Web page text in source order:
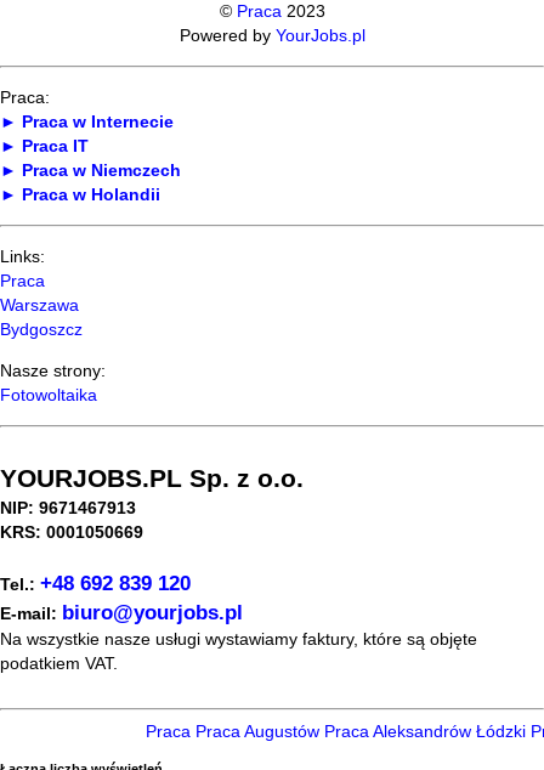
© Praca2023
Powered by YourJobs.pl
Praca:
► Praca w Internecie
► Praca IT
► Praca w Niemczech
► Praca w Holandii
Links:
Praca
Warszawa
Bydgoszcz
Nasze strony:
Fotowoltaika
YOURJOBS.PL Sp. z o.o.
NIP: 9671467913
KRS: 0001050669
Tel.: +48 692 839 120
E-mail: biuro@yourjobs.pl
Na wszystkie nasze usługi wystawiamy faktury, które są objęte
podatkiem VAT.
Praca Praca Augustów Praca Aleksandrów Łódzki